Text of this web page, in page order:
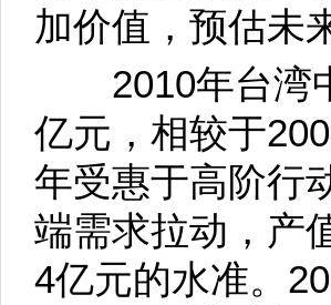
加价值，预估未
2010年台湾中
亿元，相较于
年受惠于高阶行
端需求拉动，产
4亿元的水准。